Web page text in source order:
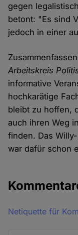
gegen
betont: "Es sind
jedoch in einer
Arbeitskreis
informative
hochkarätige
bleibt zu hoffen,
auch ihren Weg
finden. Das
war dafür schon
Netiquette für